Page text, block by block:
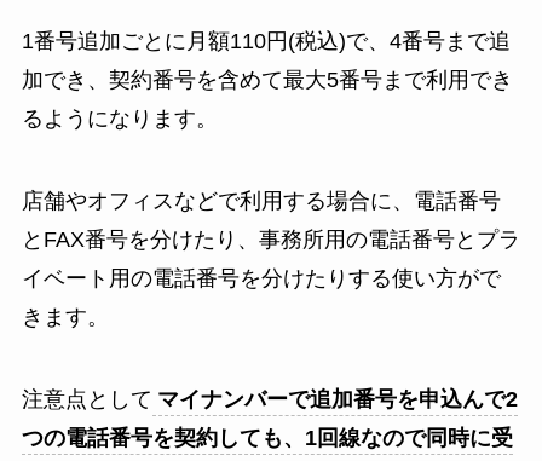
1番号追加ごとに月額110円(税込)で、4番号まで追
加でき、契約番号を含めて最大5番号まで利用でき
るようになります。
店舗やオフィスなどで利用する場合に、電話番号
とFAX番号を分けたり、事務所用の電話番号とプラ
イベート用の電話番号を分けたりする使い方がで
きます。
注意点として マイナンバーで追加番号を申込んで2
つの電話番号を契約しても、1回線なので同時に受